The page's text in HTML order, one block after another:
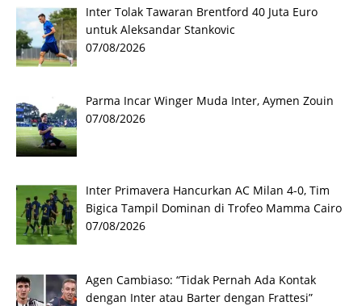
Inter Tolak Tawaran Brentford 40 Juta Euro
untuk Aleksandar Stankovic
07/08/2026
Parma Incar Winger Muda Inter, Aymen Zouin
07/08/2026
Inter Primavera Hancurkan AC Milan 4-0, Tim
Bigica Tampil Dominan di Trofeo Mamma Cairo
07/08/2026
Agen Cambiaso: “Tidak Pernah Ada Kontak
dengan Inter atau Barter dengan Frattesi”